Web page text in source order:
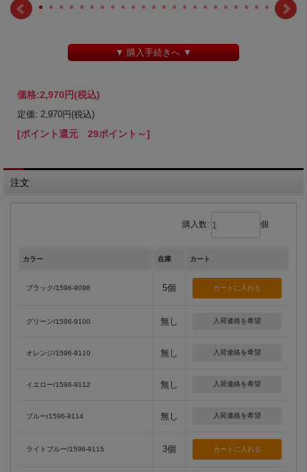
▼ 購入手続きへ ▼
価格:2,970円(税込)
定価: 2,970円(税込)
[ポイント還元 29ポイント～]
注文
購入数: 個
カラー 在庫 カート
ブラック/1596-9098 5個
グリーン/1596-9100 無し 入荷連絡を希望
オレンジ/1596-9110 無し 入荷連絡を希望
イエロー/1596-9112 無し 入荷連絡を希望
ブルー/1596-9114 無し 入荷連絡を希望
ライトブルー/1596-9115 3個